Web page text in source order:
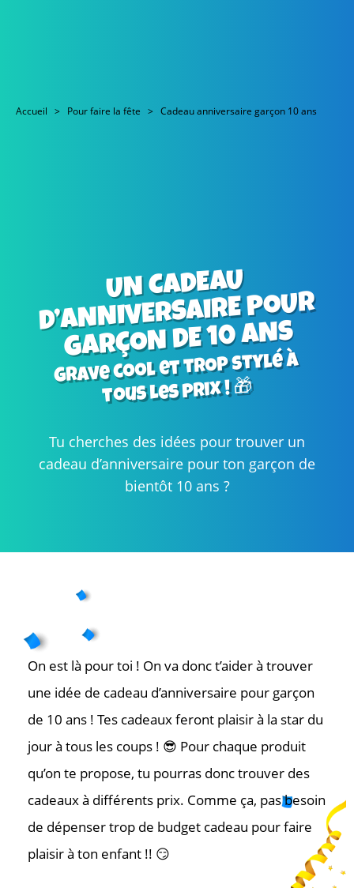
Accueil Pour faire la fête Cadeau anniversaire garçon 10 ans
UN CADEAU
D’ANNIVERSAIRE POUR
GARÇON DE 10 ANS
Grave cool et trop stylé à
tous les prix ! 🎁
Tu cherches des idées pour trouver un
cadeau d’anniversaire pour ton garçon de
bientôt 10 ans ?
On est là pour toi ! On va donc t’aider à trouver
une idée de cadeau d’anniversaire pour garçon
de 10 ans ! Tes cadeaux feront plaisir à la star du
jour à tous les coups ! 😎 Pour chaque produit
qu’on te propose, tu pourras donc trouver des
cadeaux à différents prix. Comme ça, pas besoin
de dépenser trop de budget cadeau pour faire
plaisir à ton enfant !! 😏